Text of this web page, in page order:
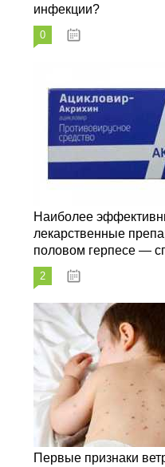
инфекции?
0
Наиболее
лекарственные
половом герпесе —
2
Первые признаки